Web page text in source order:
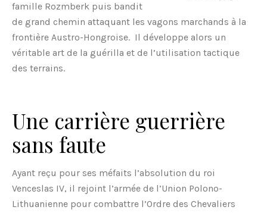
famille Rozmberk puis bandit
de grand chemin attaquant les vagons marchands à la
frontière Austro-Hongroise. Il développe alors un
véritable art de la guérilla et de l’utilisation tactique
des terrains.
Une carrière guerrière
sans faute
Ayant reçu pour ses méfaits l’absolution du roi
Venceslas IV, il rejoint l’armée de l’Union Polono-
Lithuanienne pour combattre l’Ordre des Chevaliers